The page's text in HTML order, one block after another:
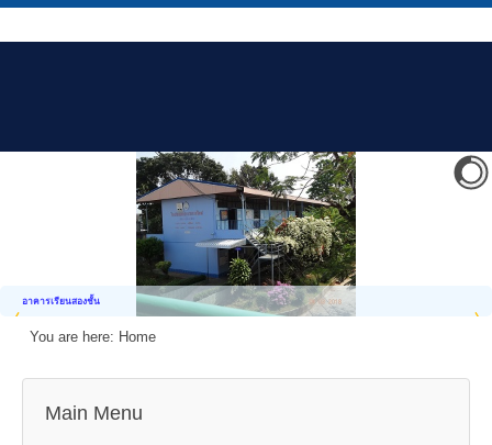
อาคารเรียนสองชั้น
You are here: Home
Main Menu